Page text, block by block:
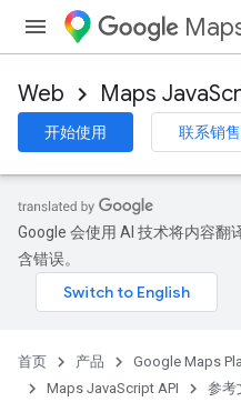
Web Maps
开始使用 联系销
Google 会使用 AI 技术将内容翻
含错误。
首页 产品 Google Maps
Maps JavaScript API
参考